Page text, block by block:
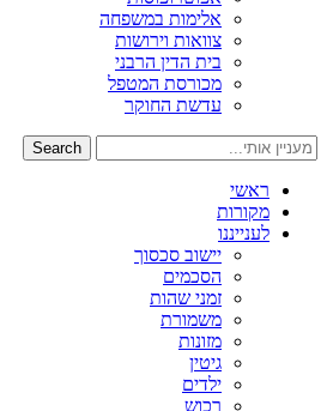
אלימות במשפחה
צוואות וירושות
בית הדין הרבני
מכורסת המטפל
עדשת החוקר
Search
ראשי
מקורות
לענייננו
יישוב סכסוך
הסכמים
זמני שהות
משמורת
מזונות
גיטין
ילדים
רכוש